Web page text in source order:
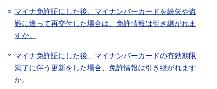
マイナ免許証にした後、マイナンバーカードを紛失や盗
難に遭って再交付した場合は、免許情報は引き継がれま
すか。
マイナ免許証にした後、マイナンバーカードの有効期限
満了に伴う更新をした場合、免許情報は引き継がれます
か。